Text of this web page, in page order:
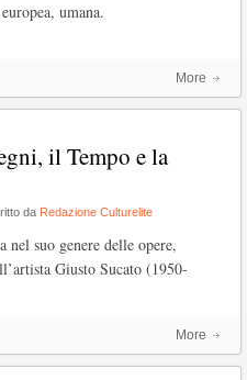
umana.
More
il Tempo e la
da Redazione Culturelite
nel suo genere delle opere,
Giusto Sucato (1950-
More